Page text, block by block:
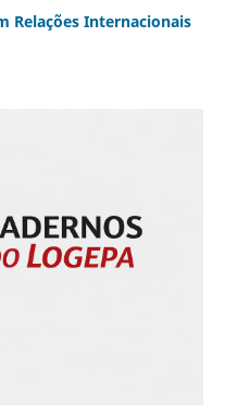
Relações Internacionais